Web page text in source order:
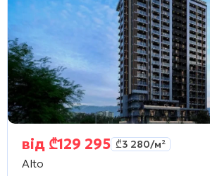
від ₾129 295 ₾3 280/м²
Alto